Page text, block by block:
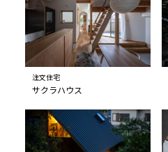
注文住宅
サクラハウス